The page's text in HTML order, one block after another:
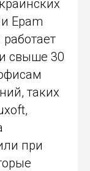
Epam
свыше 30
таких
при